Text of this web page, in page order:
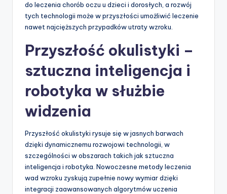
do leczenia chorób oczu u dzieci i dorosłych, a rozwój
tych technologii może w przyszłości umożliwić leczenie
nawet najcięższych przypadków utraty wzroku.
Przyszłość okulistyki –
sztuczna inteligencja i
robotyka w służbie
widzenia
Przyszłość okulistyki rysuje się w jasnych barwach
dzięki dynamicznemu rozwojowi technologii, w
szczególności w obszarach takich jak sztuczna
inteligencja i robotyka. Nowoczesne metody leczenia
wad wzroku zyskują zupełnie nowy wymiar dzięki
integracji zaawansowanych algorytmów uczenia